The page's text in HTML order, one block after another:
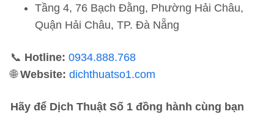
Tầng 4, 76 Bạch Đằng, Phường Hải Châu,
Quận Hải Châu, TP. Đà Nẵng
📞 Hotline: 0934.888.768
🌐Website: dichthuatso1.com
Hãy để Dịch Thuật Số 1 đồng hành cùng bạn